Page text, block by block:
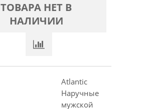
ТОВАРА НЕТ В
НАЛИЧИИ
Atlantic
Наручные
мужской